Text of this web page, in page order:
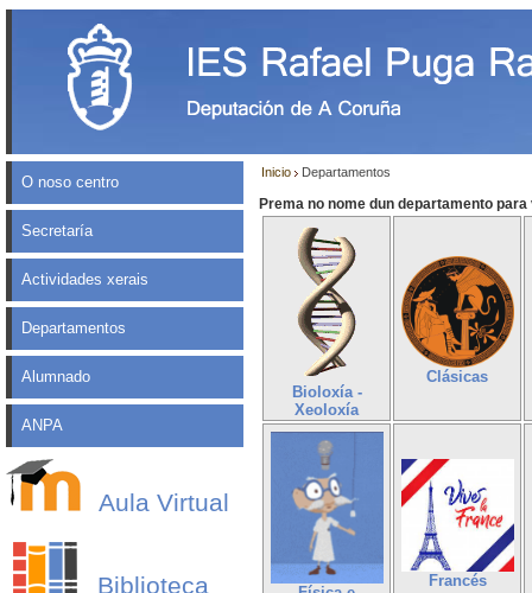
O noso centro
Secretaría
Actividades xerais
Departamentos
Alumnado
ANPA
Aula Virtual
Biblioteca
Inicio Departamentos
Prema no nome dun departamento
Bioloxía -
Xeoloxía
Clásicas
Francés